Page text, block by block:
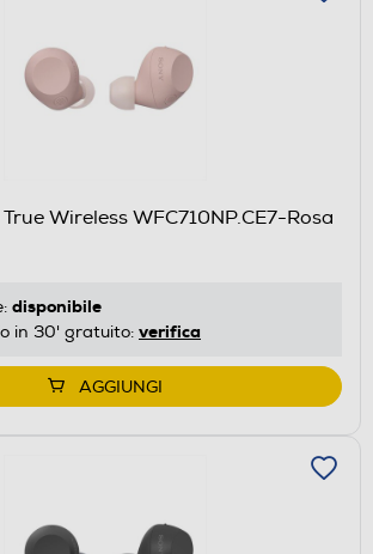
Wireless WFC710NP.CE7-Rosa
disponibile
in 30' gratuito: verifica
AGGIUNGI